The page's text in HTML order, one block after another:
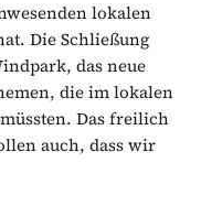
lokalen
Die Schließung
das neue
die im lokalen
Das freilich
auch, dass wir